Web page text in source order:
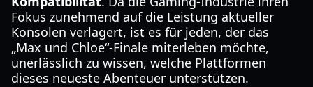
Fokus zunehmend auf die Leistung aktueller
Konsolen verlagert, ist es für jeden, der das
„Max und Chloe“-Finale miterleben möchte,
unerlässlich zu wissen, welche Plattformen
dieses neueste Abenteuer unterstützen.